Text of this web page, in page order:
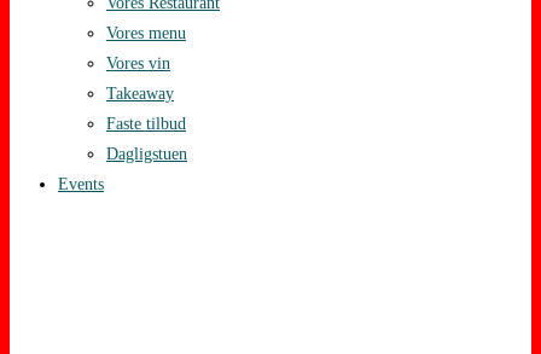
Vores menu
Vores vin
Takeaway
Faste tilbud
Dagligstuen
Events